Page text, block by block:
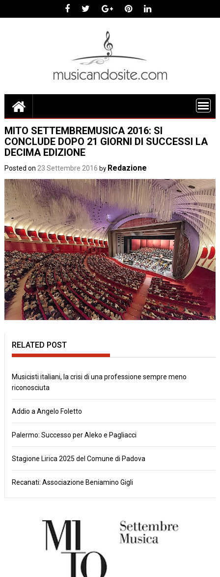
MITO SETTEMBREMUSICA 2016: SI
CONCLUDE DOPO 21 GIORNI DI SUCCESSI LA
DECIMA EDIZIONE
Posted on 23 Settembre 2016 by Redazione
RELATED POST
Musicisti italiani, la crisi di una professione sempre meno
riconosciuta
Addio a Angelo Foletto
Palermo: Successo per Aleko e Pagliacci
Stagione Lirica 2025 del Comune di Padova
Recanati: Associazione Beniamino Gigli